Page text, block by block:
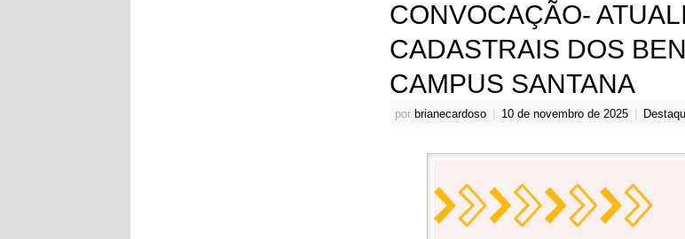
CONVOCAÇÃO-
CADASTRAIS DOS
CAMPUS SANTANA
por brianecardoso 10 de novembro de 2025